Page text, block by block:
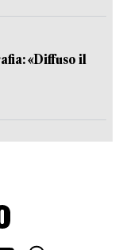
«Diffuso il